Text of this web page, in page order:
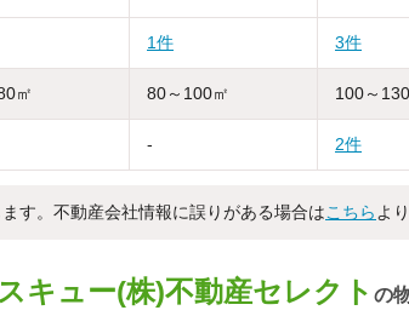
1件 3件
㎡ 80～100㎡ 100～
- 2件
す。不動産会社情報に誤りがある場合はこちら よ
キュー(株)不動産セレクト の